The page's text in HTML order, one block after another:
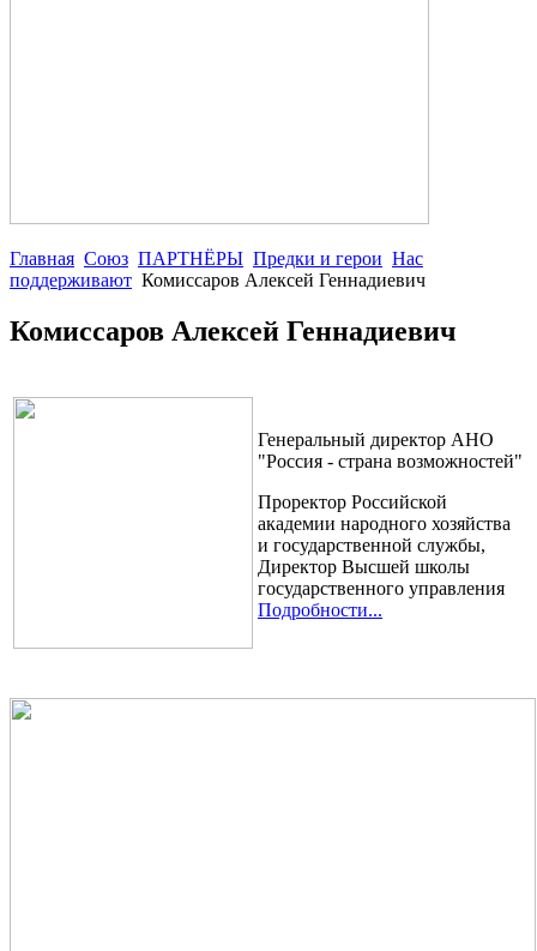
Главная Союз ПАРТНЁРЫ Предки и герои Нас
поддерживают Комиссаров Алексей Геннадиевич
Комиссаров Алексей Геннадиевич
Генеральный директор АНО
"Россия - страна возможностей"
Проректор Российской
академии народного хозяйства
и государственной службы,
Директор Высшей школы
государственного управления
Подробности...